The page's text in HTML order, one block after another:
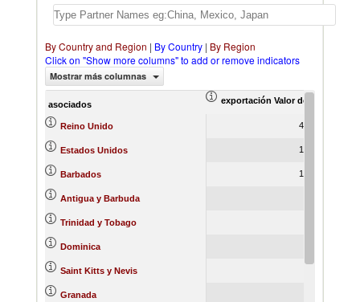
By Country and Region | By Country | By Region
Click on "Show more columns" to add or remove indicators
Mostrar más columnas
asociados exportación Valor del comercio
Reino Unido 4,051.28
Estados Unidos 1,526.02
Barbados 1,084.72
Antigua y Barbuda
Trinidad y Tobago
Dominica
Saint Kitts y Nevis
Granada